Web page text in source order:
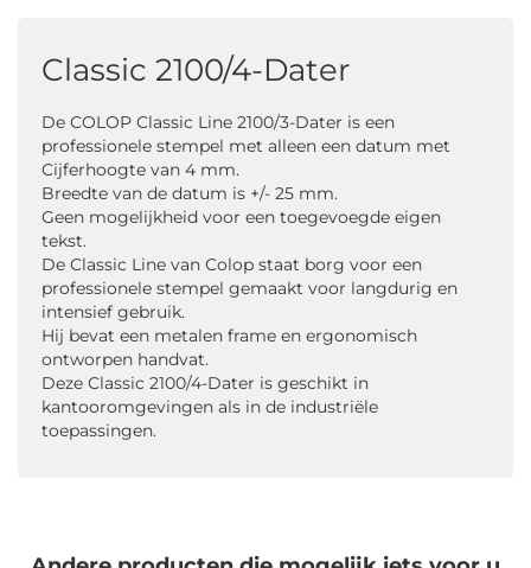
Classic 2100/4-Dater
De COLOP Classic Line 2100/3-Dater is een
professionele stempel met alleen een datum met
Cijferhoogte van 4 mm.
Breedte van de datum is +/- 25 mm.
Geen mogelijkheid voor een toegevoegde eigen
tekst.
De Classic Line van Colop staat borg voor een
professionele stempel gemaakt voor langdurig en
intensief gebruik.
Hij bevat een metalen frame en ergonomisch
ontworpen handvat.
Deze Classic 2100/4-Dater is geschikt in
kantooromgevingen als in de industriële
toepassingen.